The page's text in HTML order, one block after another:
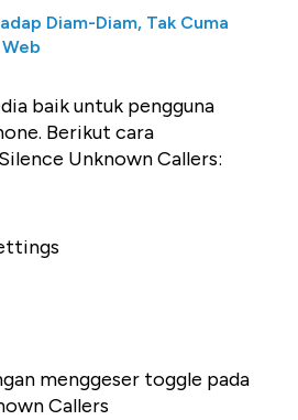
Diam-Diam, Tak Cuma
baik untuk pengguna
Berikut cara
Unknown Callers:
menggeser toggle pada
Callers